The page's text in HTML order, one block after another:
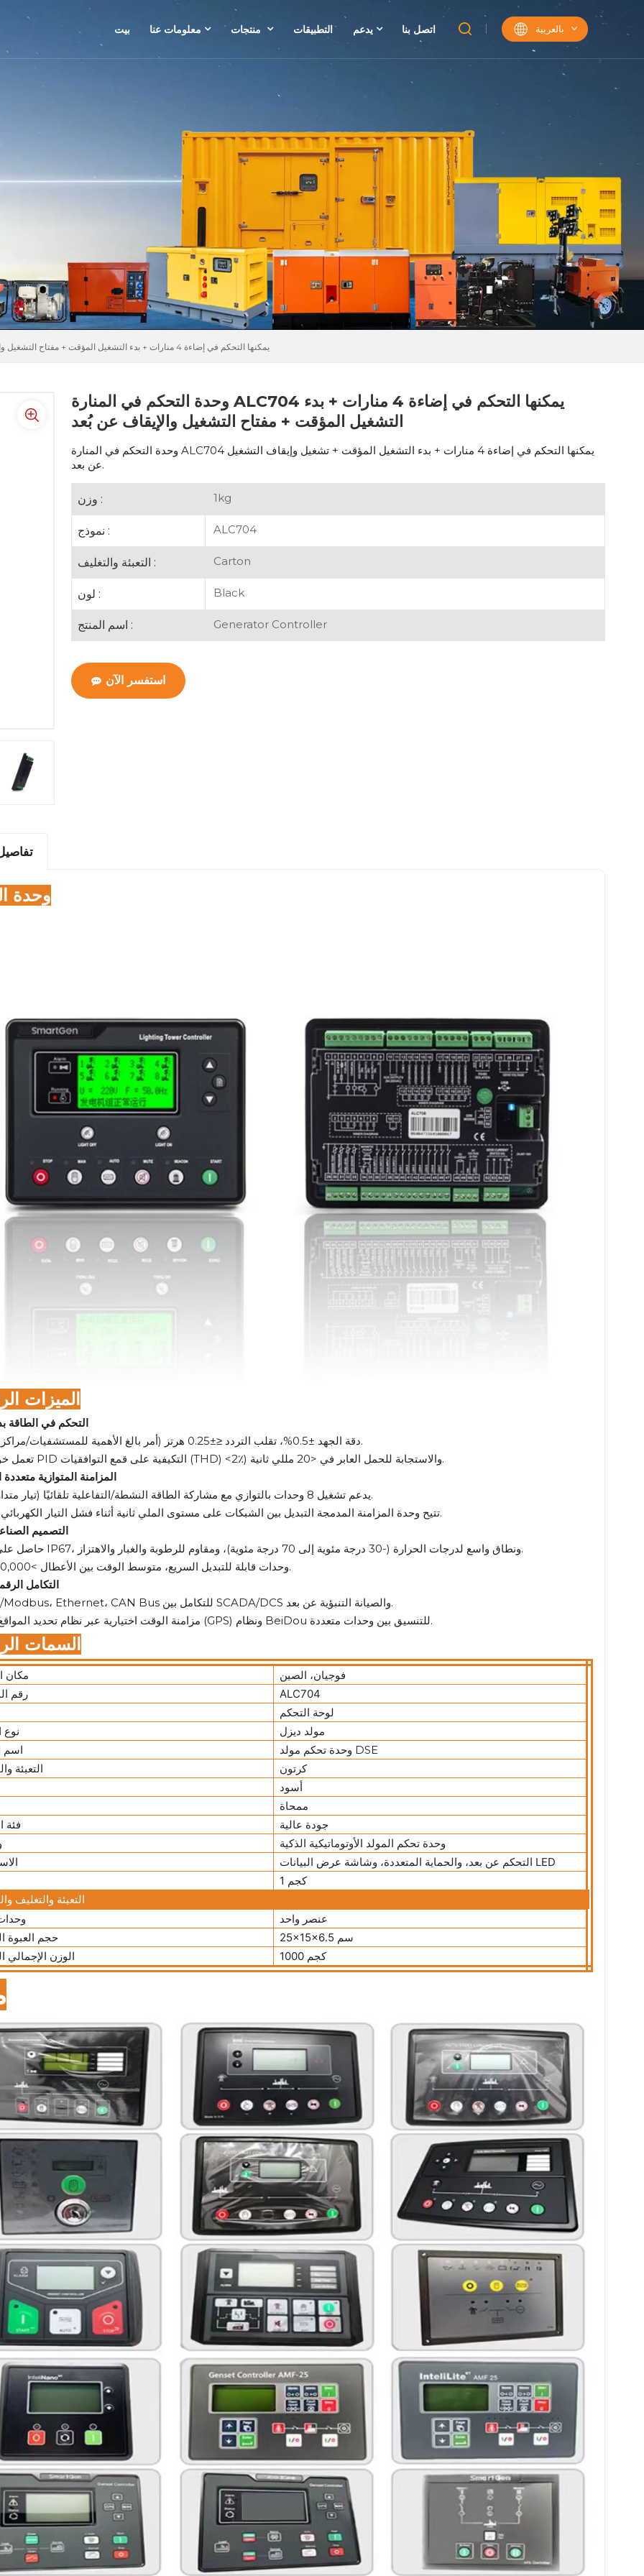
بيت معلومات عنا التطبيقات يدعم اتصل بنا بالعربية
وحدة التحكم في المنارة ALC704 يمكنها التحكم في إضاءة 4 منارات + بدء التشغيل المؤقت + مفتاح التشغيل والإيقاف عن بُعد
وحدة التحكم في المنارة ALC704 يمكنها التحكم في إضاءة 4 منارات + بدء
التشغيل المؤقت + مفتاح التشغيل والإيقاف عن بُعد
وحدة التحكم في المنارة ALC704 يمكنها التحكم في إضاءة 4 منارات + بدء التشغيل المؤقت + تشغيل وإيقاف التشغيل
عن بعد.
وزن : 1kg
نموذج : ALC704
التعبئة والتغليف : Carton
لون : Black
اسم المنتج : Generator Controller
استفسر الآن
وحدة
الميزات
التحكم في الطاقة
دقة الجهد ±0.5%، تقلب التردد ≤±0.25 هرتز (أمر بالغ الأهمية للمستشفيات/مراكز البيانات).
تعمل خوارزميات PID التكيفية على قمع التوافقيات (THD) <2٪) والاستجابة للحمل العابر في <20 مللي ثانية.
المزامنة المتوازية
يدعم تشغيل 8 وحدات بالتوازي مع مشاركة الطاقة النشطة/التفاعلية تلقائيًا (تيار متداول صفر).
تتيح وحدة المزامنة المدمجة التبديل بين الشبكات على مستوى الملي ثانية أثناء فشل التيار الكهربائي الرئيسي.
التصميم
حاصل على تصنيف IP67، ونطاق واسع لدرجات الحرارة (-30 درجة مئوية إلى 70 درجة مئوية)، ومقاوم للرطوبة والغبار والاهتزاز.
وحدات قابلة للتبديل السريع، متوسط ​​الوقت بين الأعطال >100,000 ساعة.
التكامل
RS-485/Modbus، Ethernet، CAN Bus للتكامل بين SCADA/DCS والصيانة التنبؤية عن بعد.
مزامنة الوقت اختيارية عبر نظام تحديد المواقع العالمي (GPS) ونظام BeiDou للتنسيق بين وحدات متعددة.
السمات
مكان
فوجيان، الصين
رقم
ALC704
لوحة التحكم
نوع
مولد ديزل
اسم
وحدة تحكم مولد DSE
التعبئة
كرتون
أسود
ممحاة
فئة
جودة عالية
وحدة تحكم المولد الأوتوماتيكية الذكية
التحكم عن بعد، والحماية المتعددة، وشاشة عرض البيانات LED
1 كجم
التعبئة والتغليف
عنصر واحد
حجم العبوة
25×15×6.5 سم
الوزن الإجمالي
1000 كجم